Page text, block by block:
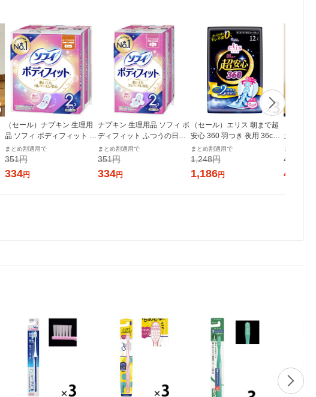
（セール）ナプキン 生理用
品 ソフィ ボディフィット ふ
つうの日用 羽なし (210/21c
m) 1パック (28枚×2個) ユ
ニ・チャーム
まとめ割適用で
351円
334円
ナプキン 生理用品 ソフィ ボ
ディフィット ふつうの日用
羽つき (210/21cm) 1パック
(20枚×2個) ユニ・チャーム
まとめ割適用で
351円
334円
（セール）エリス 朝まで超
安心 360 羽つき 夜用 36cm
特に多い日の夜用 ナプキン
3個（12枚×3）大王製紙 生
理用品
まとめ割適用で
1,248円
1,186円
ガニック
cm 多い
個（22枚
まとめ割適
432円
411